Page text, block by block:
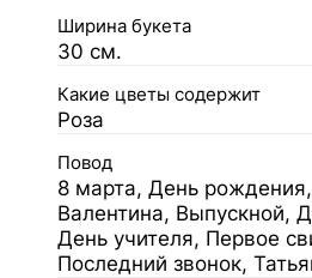
Ширина букета
30 см.
Какие цветы содержит
Роза
Повод
8 марта, День
Валентина, Выпускной,
День учителя, Первое
Последний звонок,